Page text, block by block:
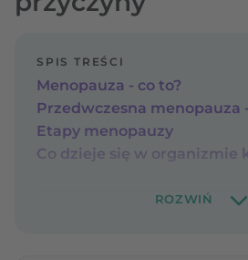
SPIS TREŚCI
Menopauza - co to?
Przedwczesna menopauza
Etapy menopauzy